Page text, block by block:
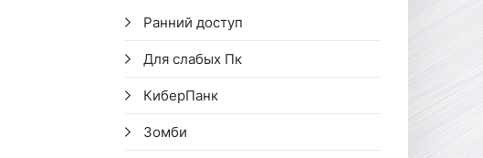
Ранний доступ
Для слабых Пк
КиберПанк
Зомби